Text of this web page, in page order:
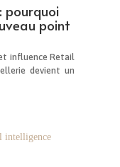
pourquoi
point
influence Retail
devient un